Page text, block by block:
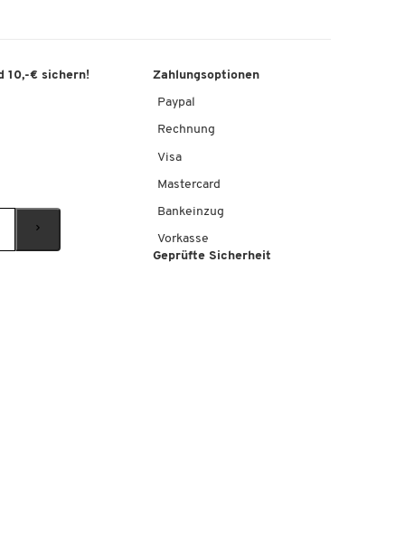
10,-€ sichern! Zahlungsoptionen
Paypal
Rechnung
Visa
Mastercard
Bankeinzug
Vorkasse
Geprüfte Sicherheit